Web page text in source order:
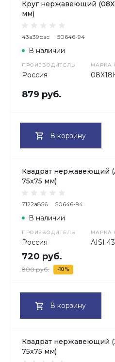
Круг нержавеющий
мм)
43a39bac 50646-94
ПРОИЗВОДИТЕЛЬ
Россия
МАРКА
В наличии
879 руб.
В корзину
Квадрат нержавеющий
75x75 мм)
7122a856 50646-94
ПРОИЗВОДИТЕЛЬ
Россия
МАРКА
AISI
В наличии
720 руб.
800 руб. -10%
В корзину
Квадрат нержавеющий
75x75 мм)